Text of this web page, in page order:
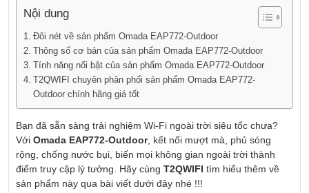
Nội dung
Đôi nét về sản phẩm Omada EAP772-Outdoor
Thông số cơ bản của sản phẩm Omada EAP772-Outdoor
Tính năng nổi bật của sản phẩm Omada EAP772-Outdoor
T2QWIFI chuyên phân phối sản phẩm Omada EAP772-
Outdoor chính hãng giá tốt
Bạn đã sẵn sàng trải nghiệm Wi-Fi ngoài trời siêu tốc chưa?
Với Omada EAP772-Outdoor, kết nối mượt mà, phủ sóng
rộng, chống nước bụi, biến mọi không gian ngoài trời thành
điểm truy cập lý tưởng. Hãy cùng T2QWIFI tìm hiểu thêm về
sản phẩm này qua bài viết dưới đây nhé !!!